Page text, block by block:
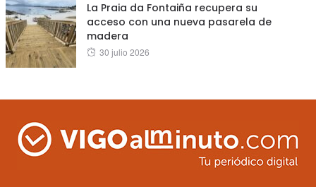
La Praia da Fontaiña recupera su
acceso con una nueva pasarela de
madera
Posted
30 julio 2026